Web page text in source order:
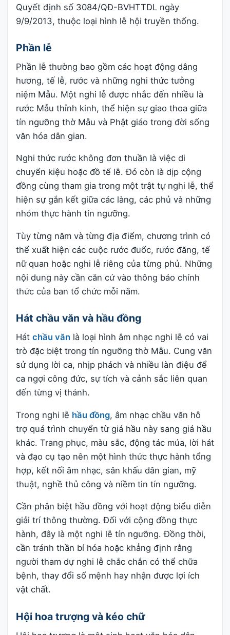
Quyết định số 3084/QĐ-BVHTTDL ngày
9/9/2013, thuộc loại hình lễ hội truyền thống.
Phần lễ
Phần lễ thường bao gồm các hoạt động dâng
hương, tế lễ, rước và những nghi thức tưởng
niệm Mẫu. Một nghi lễ được nhắc đến nhiều là
rước Mẫu thỉnh kinh, thể hiện sự giao thoa giữa
tín ngưỡng thờ Mẫu và Phật giáo trong đời sống
văn hóa dân gian.
Nghi thức rước không đơn thuần là việc di
chuyển kiệu hoặc đồ tế lễ. Đó còn là dịp cộng
đồng cùng tham gia trong một trật tự nghi lễ, thể
hiện sự gắn kết giữa các làng, các phủ và những
nhóm thực hành tín ngưỡng.
Tùy từng năm và từng địa điểm, chương trình có
thể xuất hiện các cuộc rước đuốc, rước đăng, tế
nữ quan hoặc nghi lễ riêng của từng phủ. Những
nội dung này cần căn cứ vào thông báo chính
thức của ban tổ chức mỗi năm.
Hát chầu văn và hầu đồng
Hát chầu văn là loại hình âm nhạc nghi lễ có vai
trò đặc biệt trong tín ngưỡng thờ Mẫu. Cung văn
sử dụng lời ca, nhịp phách và nhiều làn điệu để
ca ngợi công đức, sự tích và cảnh sắc liên quan
đến từng vị thánh.
Trong nghi lễ hầu đồng, âm nhạc chầu văn hỗ
trợ quá trình chuyển từ giá hầu này sang giá hầu
khác. Trang phục, màu sắc, động tác múa, lời hát
và đạo cụ tạo nên một hình thức thực hành tổng
hợp, kết nối âm nhạc, sân khấu dân gian, mỹ
thuật, nghề thủ công và niềm tin tín ngưỡng.
Cần phân biệt hầu đồng với hoạt động biểu diễn
giải trí thông thường. Đối với cộng đồng thực
hành, đây là một nghi lễ tín ngưỡng. Đồng thời,
cần tránh thần bí hóa hoặc khẳng định rằng
người tham dự nghi lễ chắc chắn có thể chữa
bệnh, thay đổi số mệnh hay nhận được lợi ích
vật chất.
Hội hoa trượng và kéo chữ